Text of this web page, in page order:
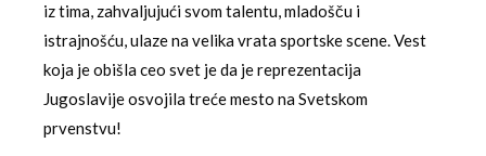
iz tima, zahvaljujući svom talentu, mladošču i
istrajnošću, ulaze na velika vrata sportske scene. Vest
koja je obišla ceo svet je da je reprezentacija
Jugoslavije osvojila treće mesto na Svetskom
prvenstvu!